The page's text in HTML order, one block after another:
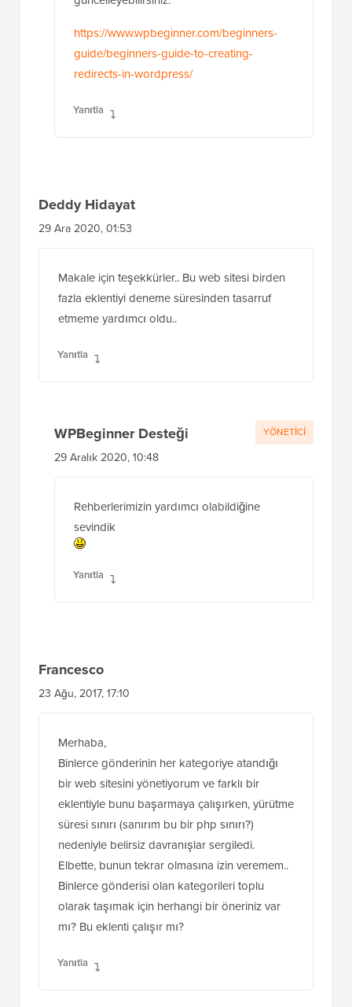
https://www.wpbeginner.com/beginners-
guide/beginners-guide-to-creating-
redirects-in-wordpress/
Yanıtla
Deddy Hidayat
29 Ara 2020, 01:53
Makale için teşekkürler.. Bu web sitesi birden
fazla eklentiyi deneme süresinden tasarruf
etmeme yardımcı oldu..
Yanıtla
WPBeginner Desteği
29 Aralık 2020, 10:48
Rehberlerimizin yardımcı olabildiğine
sevindik
Yanıtla
YÖNETICI
Francesco
23 Ağu, 2017, 17:10
Merhaba,
Binlerce gönderinin her kategoriye atandığı
bir web sitesini yönetiyorum ve farklı bir
eklentiyle bunu başarmaya çalışırken, yürütme
süresi sınırı (sanırım bu bir php sınırı?)
nedeniyle belirsiz davranışlar sergiledi.
Elbette, bunun tekrar olmasına izin veremem..
Binlerce gönderisi olan kategorileri toplu
olarak taşımak için herhangi bir öneriniz var
mı? Bu eklenti çalışır mı?
Yanıtla